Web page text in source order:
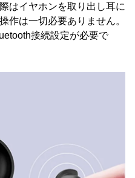
はイヤホンを取り出し耳に
作は一切必要ありません。
接続設定が必要で